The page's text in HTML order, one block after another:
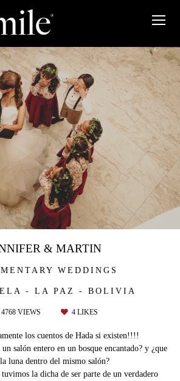
WEDDINGS
- LA PAZ - BOLIVIA
& MARTIN
4768 VIEWS 4 LIKES
los cuentos de Hada si existen!!!!
salón entero en un bosque encantado? y ¿que
luna dentro del mismo salón?
la dicha de ser parte de un verdadero